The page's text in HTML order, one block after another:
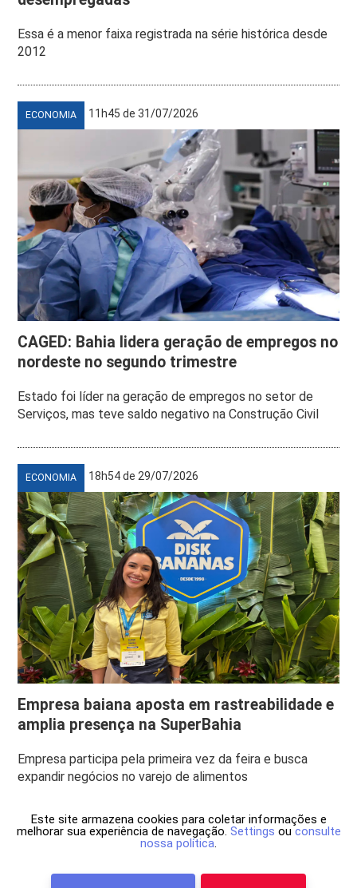
Essa é a menor faixa registrada na série histórica desde
2012
ECONOMIA 11h45 de 31/07/2026
CAGED: Bahia lidera geração de empregos no
nordeste no segundo trimestre
Estado foi líder na geração de empregos no setor de
Serviços, mas teve saldo negativo na Construção Civil
ECONOMIA 18h54 de 29/07/2026
Empresa baiana aposta em rastreabilidade e
amplia presença na SuperBahia
Empresa participa pela primeira vez da feira e busca
expandir negócios no varejo de alimentos
Este site armazena cookies para coletar informações e
melhorar sua experiência de navegação. Settings ou consulte
nossa política.